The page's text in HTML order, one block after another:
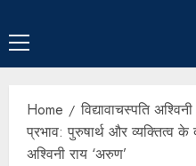
Home विद्यावाचस्पति
प्रभाव: पुरुषार्थ और व्यक्तित्व
अश्विनी राय ‘अरुण’